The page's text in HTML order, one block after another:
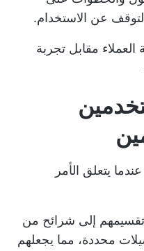
عن الاستخدام.
العملاء مقابل تجربة
يتعلق الأمر
إلى شرائح من
محددة، مما يجعلهم